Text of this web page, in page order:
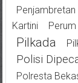
Penjambretan
Kartini
Pilkada
Polisi
Polresta